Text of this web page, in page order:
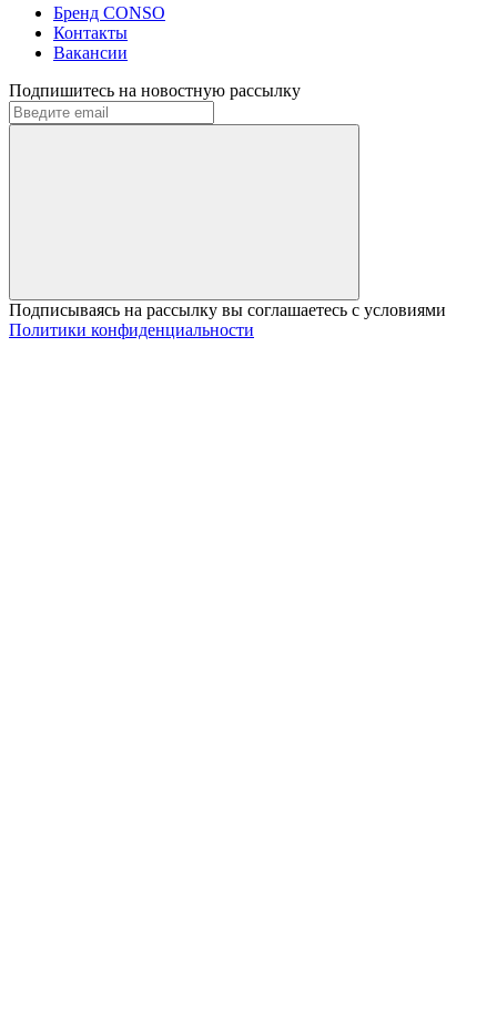
Бренд CONSO
Контакты
Вакансии
Подпишитесь на новостную рассылку
Подписываясь на рассылку вы соглашаетесь с условиями
Политики конфиденциальности